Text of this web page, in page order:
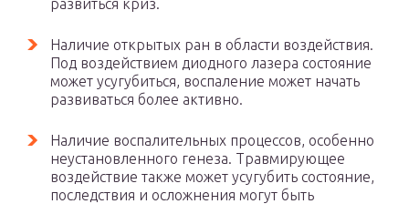
развиться криз.
Наличие открытых ран в области воздействия.
Под воздействием диодного лазера состояние
может усугубиться, воспаление может начать
развиваться более активно.
Наличие воспалительных процессов, особенно
неустановленного генеза. Травмирующее
воздействие также может усугубить состояние,
последствия и осложнения могут быть